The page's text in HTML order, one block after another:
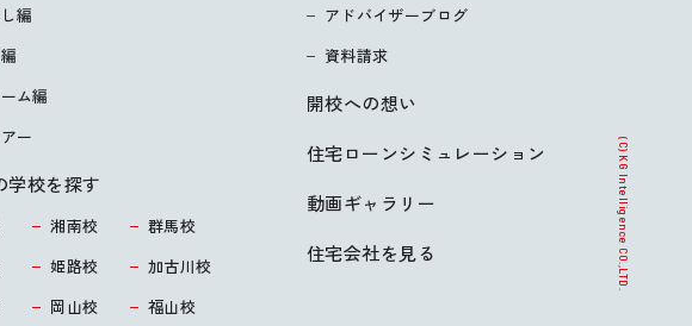
編
ム編
ー
学校を探す
湘南校
群馬校
姫路校
加古川校
岡山校 福山校
アドバイザーブログ
資料請求
開校への想い
住宅ローンシミュレーション
動画ギャラリー
住宅会社を見る
(C) KG Intelligence CO.,LTD.